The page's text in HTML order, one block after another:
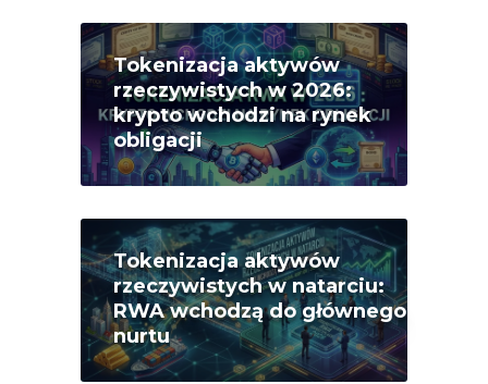
Tokenizacja aktywów
rzeczywistych w 2026:
krypto wchodzi na rynek
obligacji
Tokenizacja aktywów
rzeczywistych w natarciu:
RWA wchodzą do głównego
nurtu